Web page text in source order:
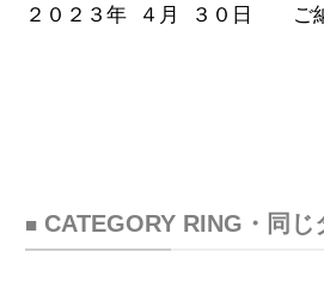
２０２３年 ４月 ３０日　　ご
■ CATEGORY RING ・同